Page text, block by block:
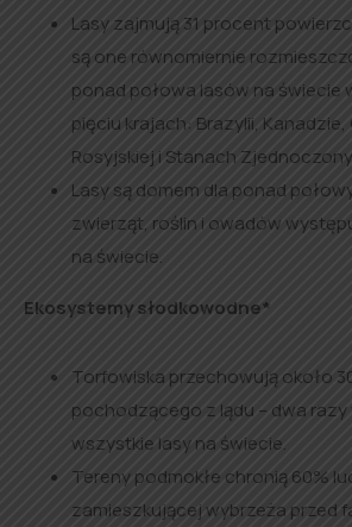
Lasy zajmują 31 procent
są one równomiernie
ponad połowa lasów na świecie
pięciu krajach: Brazylii,
Rosyjskiej i Stanach
Lasy są domem dla ponad
zwierząt, roślin i owadów
na świecie.
Ekosystemy słodkowodne*
Torfowiska przechowują około
pochodzącego z lądu – dwa razy
wszystkie lasy na świecie.
Tereny podmokłe chronią 60%
zamieszkującej wybrzeża przed